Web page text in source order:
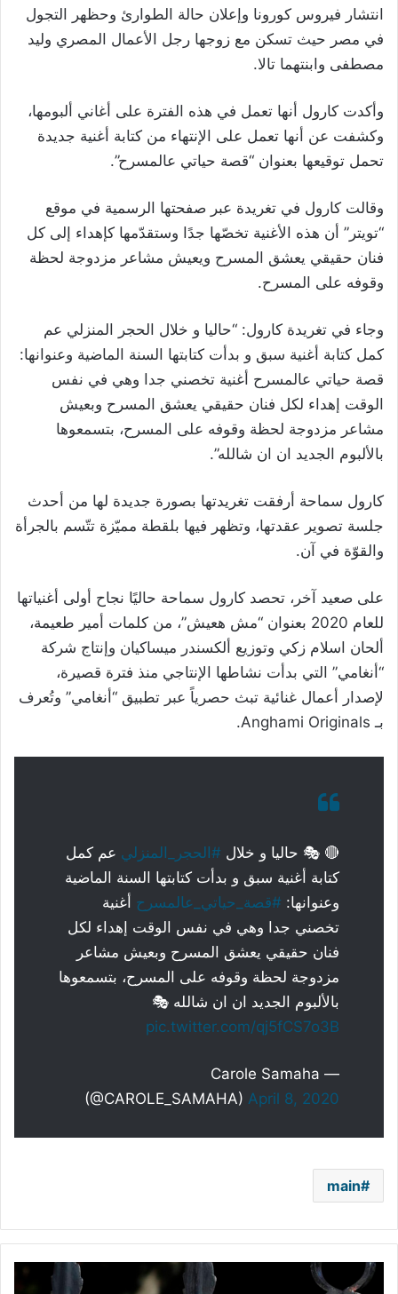
انتشار فيروس كورونا وإعلان حالة الطوارئ وحظهر التجول
في مصر حيث تسكن مع زوجها رجل الأعمال المصري وليد
مصطفى وابنتهما تالا.
وأكدت كارول أنها تعمل في هذه الفترة على أغاني ألبومها،
وكشفت عن أنها تعمل على الإنتهاء من كتابة أغنية جديدة
تحمل توقيعها بعنوان “قصة حياتي عالمسرح”.
وقالت كارول في تغريدة عبر صفحتها الرسمية في موقع
“تويتر” أن هذه الأغنية تخصّها جدًا وستقدّمها كإهداء إلى كل
فنان حقيقي يعشق المسرح ويعيش مشاعر مزدوجة لحظة
وقوفه على المسرح.
وجاء في تغريدة كارول: “حاليا و خلال الحجر المنزلي عم
كمل كتابة أغنية سبق و بدأت كتابتها السنة الماضية وعنوانها:
قصة حياتي عالمسرح أغنية تخصني جدا وهي في نفس
الوقت إهداء لكل فنان حقيقي يعشق المسرح وبعيش
مشاعر مزدوجة لحظة وقوفه على المسرح، بتسمعوها
بالألبوم الجديد ان ان شالله”.
كارول سماحة أرفقت تغريدتها بصورة جديدة لها من أحدث
جلسة تصوير عقدتها، وتظهر فيها بلقطة مميّزة تتّسم بالجرأة
والقوّة في آن.
على صعيد آخر، تحصد كارول سماحة حاليًا نجاح أولى أغنياتها
للعام 2020 بعنوان “مش هعيش”، من كلمات أمير طعيمة،
ألحان اسلام زكي وتوزيع ألكسندر ميساكيان وإنتاج شركة
“أنغامي” التي بدأت نشاطها الإنتاجي منذ فترة قصيرة،
لإصدار أعمال غنائية تبث حصرياً عبر تطبيق “أنغامي” وتُعرف
بـ Anghami Originals.
🔴 🎭 حاليا و خلال #الحجر_المنزلي عم كمل
كتابة أغنية سبق و بدأت كتابتها السنة الماضية
وعنوانها: #قصة_حياتي_عالمسرح أغنية
تخصني جدا وهي في نفس الوقت إهداء لكل
فنان حقيقي يعشق المسرح وبعيش مشاعر
مزدوجة لحظة وقوفه على المسرح، بتسمعوها
بالألبوم الجديد ان ان شالله 🎭
pic.twitter.com/qj5fCS7o3B
— Carole Samaha
(@CAROLE_SAMAHA) April 8, 2020
main
مطاردة
الدببة..